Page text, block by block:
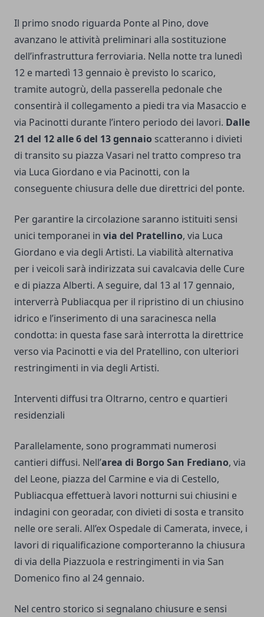
Il primo snodo riguarda Ponte al Pino, dove
avanzano le attività preliminari alla sostituzione
dell’infrastruttura ferroviaria. Nella notte tra lunedì
12 e martedì 13 gennaio è previsto lo scarico,
tramite autogrù, della passerella pedonale che
consentirà il collegamento a piedi tra via Masaccio e
via Pacinotti durante l’intero periodo dei lavori. Dalle
21 del 12 alle 6 del 13 gennaio scatteranno i divieti
di transito su piazza Vasari nel tratto compreso tra
via Luca Giordano e via Pacinotti, con la
conseguente chiusura delle due direttrici del ponte.
Per garantire la circolazione saranno istituiti sensi
unici temporanei in via del Pratellino, via Luca
Giordano e via degli Artisti. La viabilità alternativa
per i veicoli sarà indirizzata sui cavalcavia delle Cure
e di piazza Alberti. A seguire, dal 13 al 17 gennaio,
interverrà Publiacqua per il ripristino di un chiusino
idrico e l’inserimento di una saracinesca nella
condotta: in questa fase sarà interrotta la direttrice
verso via Pacinotti e via del Pratellino, con ulteriori
restringimenti in via degli Artisti.
Interventi diffusi tra Oltrarno, centro e quartieri
residenziali
Parallelamente, sono programmati numerosi
cantieri diffusi. Nell’area di Borgo San Frediano, via
del Leone, piazza del Carmine e via di Cestello,
Publiacqua effettuerà lavori notturni sui chiusini e
indagini con georadar, con divieti di sosta e transito
nelle ore serali. All’ex Ospedale di Camerata, invece, i
lavori di riqualificazione comporteranno la chiusura
di via della Piazzuola e restringimenti in via San
Domenico fino al 24 gennaio.
Nel centro storico si segnalano chiusure e sensi